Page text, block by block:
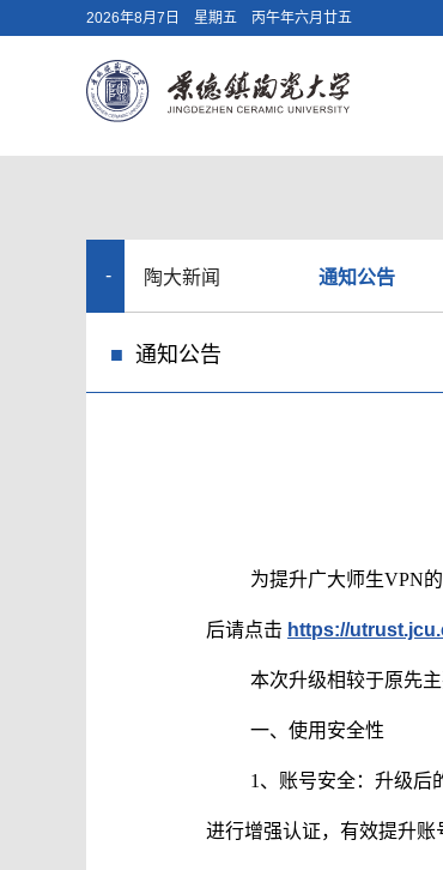
2026年8月7日 星期五 丙午年六月廿五
新
陶大新闻 通知公告
通知公告
为提升广大师生VPN
后请点击 https://
本次升级相较于原先
一、使用安全性
1、账号安全：升级后
进行增强认证，有效提升账